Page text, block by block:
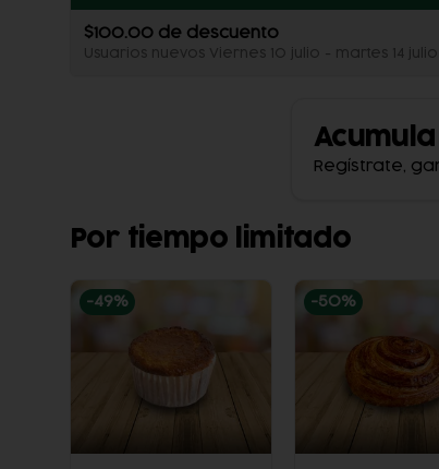
$100.00 de descuento
Usuarios nuevos Viernes 10 julio - martes 14 julio
Acumula
Regístrate,
Por tiempo limitado
-49% -50%